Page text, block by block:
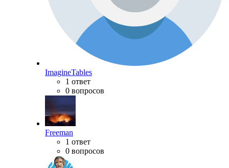
ImagineTables
1 ответ
0 вопросов
Freeman
1 ответ
0 вопросов